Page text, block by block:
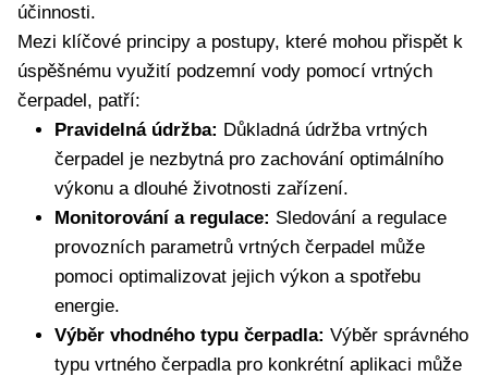
účinnosti.
Mezi klíčové principy a postupy, které mohou přispět k
úspěšnému využití podzemní vody pomocí vrtných
čerpadel, patří:
Pravidelná údržba: Důkladná údržba vrtných
čerpadel je nezbytná pro zachování optimálního
výkonu a dlouhé životnosti zařízení.
Monitorování a regulace: Sledování a regulace
provozních parametrů vrtných čerpadel může
pomoci optimalizovat jejich výkon a spotřebu
energie.
Výběr vhodného typu čerpadla: Výběr správného
typu vrtného čerpadla pro konkrétní aplikaci může